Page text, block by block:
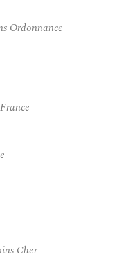
Ordonnance
Cher